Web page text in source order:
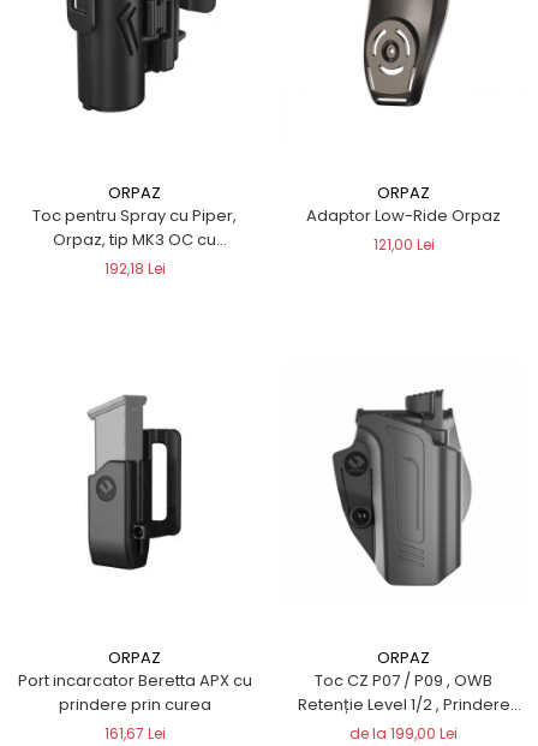
ORPAZ
Toc pentru Spray cu Piper,
Orpaz, tip MK3 OC cu
atașament cu clemă
192,18 Lei
ORPAZ
Adaptor Low-Ride Orpaz
121,00 Lei
ORPAZ
Port incarcator Beretta APX cu
prindere prin curea
161,67 Lei
ORPAZ
Toc CZ P07 / P09 , OWB
Retenție Level 1/2 , Prindere
padelă
de la 199,00 Lei